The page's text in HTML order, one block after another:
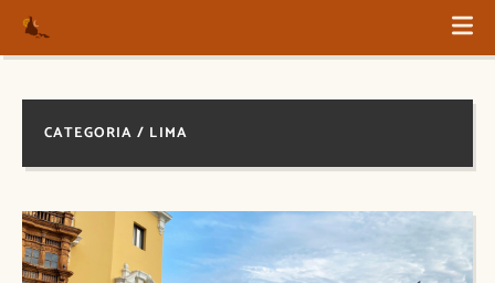
CATEGORIA / LIMA